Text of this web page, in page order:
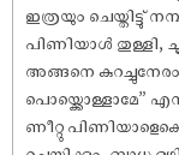
ഇത്രയും ചെയ്തിട്ടു്
പിണിയാൾ തുള്ളി,
അങ്ങനെ
പൊയ്ക്കൊള്ളാമേ”
ണീറ്റു